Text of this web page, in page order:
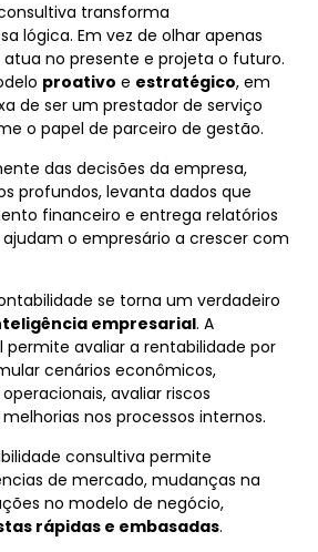
transforma
lógica. Em vez de olhar apenas
atua no presente e projeta o futuro.
proativo e estratégico, em
de ser um prestador de serviço
o papel de parceiro de gestão.
das decisões da empresa,
profundos, levanta dados que
financeiro e entrega relatórios
o empresário a crescer com
se torna um verdadeiro
empresarial. A
avaliar a rentabilidade por
cenários econômicos,
avaliar riscos
nos processos internos.
consultiva permite
de mercado, mudanças na
no modelo de negócio,
rápidas e embasadas.